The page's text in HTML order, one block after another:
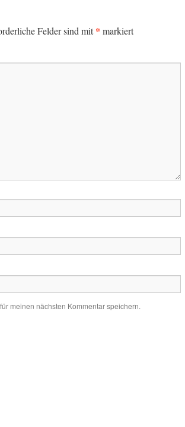
Felder sind mit* markiert
meinen nächsten Kommentar speichern.